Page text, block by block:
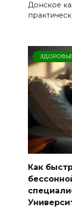
Донское
ЗДОРОВЬЕ
Как